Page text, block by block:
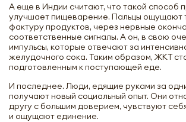
А еще в Индии считают, что такой способ
улучшает пищеварение. Пальцы ощущают
фактуру продуктов, через нервные
соответственные сигналы. А он, в свою
импульсы, которые отвечают за
желудочного сока. Таким образом, ЖКТ
подготовленным к поступающей еде.
И последнее. Люди, едящие руками за
получают новый социальный опыт. Они
другу с большим доверием, чувствуют
и ощущают единение.